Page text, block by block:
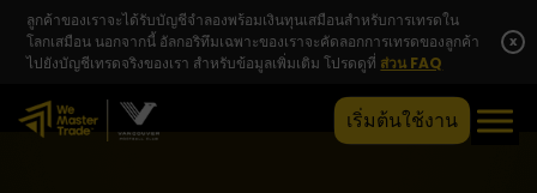
ลูกค้าของเราจะได้รับบัญชีจำลองพร้อมเงินทุนเสมือนสำหรับการเทรดใน
โลกเสมือน นอกจากนี้ อัลกอริทึมเฉพาะของเราจะคัดลอกการเทรดของลูกค้า
ไปยังบัญชีเทรดจริงของเรา สำหรับข้อมูลเพิ่มเติม โปรดดูที่ ส่วน FAQ
x
เริ่มต้นใช้งาน